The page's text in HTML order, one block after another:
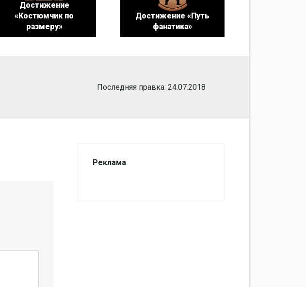
Достижение
«Костюмчик по
размеру»
Достижение «Путь
фанатика»
Последняя правка: 24.07.2018
Реклама